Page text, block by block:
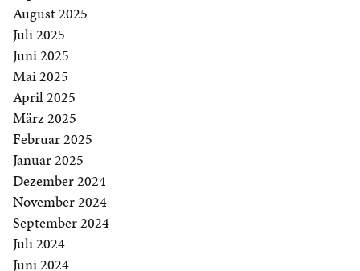
August 2025
Juli 2025
Juni 2025
Mai 2025
April 2025
März 2025
Februar 2025
Januar 2025
Dezember 2024
November 2024
September 2024
Juli 2024
Juni 2024